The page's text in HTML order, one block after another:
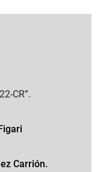
CR”.
Carrión.